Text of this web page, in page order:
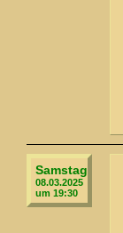
Samstag
08.03.2025
um 19:30